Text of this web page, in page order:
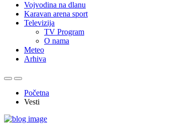
Vojvodina na dlanu
Karavan arena sport
Televizija
TV Program
O nama
Meteo
Arhiva
Početna
Vesti